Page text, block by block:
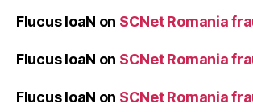
Flucus IoaN on SCNet Romania
Flucus IoaN on SCNet Romania
Flucus IoaN on SCNet Romania